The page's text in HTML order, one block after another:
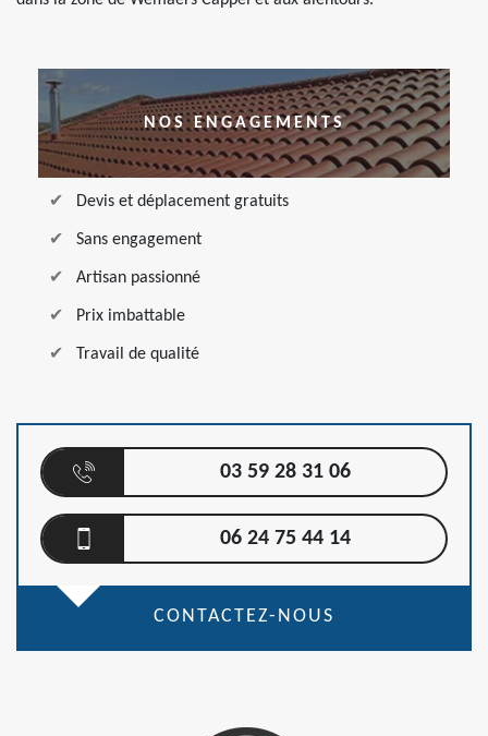
NOS ENGAGEMENTS
Devis et déplacement gratuits
Sans engagement
Artisan passionné
Prix imbattable
Travail de qualité
03 59 28 31 06
06 24 75 44 14
CONTACTEZ-NOUS